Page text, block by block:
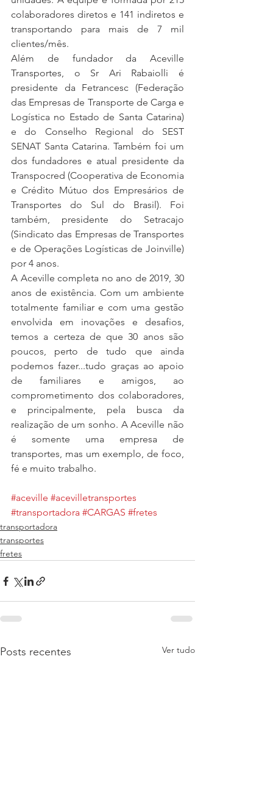
colaboradores diretos e 141 indiretos e
transportando para mais de 7 mil
clientes/mês.
Além de fundador da Aceville
Transportes, o Sr Ari Rabaiolli é
presidente da Fetrancesc (Federação
das Empresas de Transporte de Carga e
Logística no Estado de Santa Catarina)
e do Conselho Regional do SEST
SENAT Santa Catarina. Também foi um
dos fundadores e atual presidente da
Transpocred (Cooperativa de Economia
e Crédito Mútuo dos Empresários de
Transportes do Sul do Brasil). Foi
também, presidente do Setracajo
(Sindicato das Empresas de Transportes
e de Operações Logísticas de Joinville)
por 4 anos.
A Aceville completa no ano de 2019, 30
anos de existência. Com um ambiente
totalmente familiar e com uma gestão
envolvida em inovações e desafios,
temos a certeza de que 30 anos são
poucos, perto de tudo que ainda
podemos fazer...tudo graças ao apoio
de familiares e amigos, ao
comprometimento dos colaboradores,
e principalmente, pela busca da
realização de um sonho. A Aceville não
é somente uma empresa de
transportes, mas um exemplo, de foco,
fé e muito trabalho.
#aceville #acevilletransportes
#transportadora #CARGAS #fretes
transportadora
transportes
fretes
Posts recentes Ver tudo